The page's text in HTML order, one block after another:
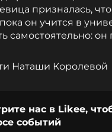
призналась,
он учится в
самостоятельно:
Наташи Королевой
нас в Likee,
событий